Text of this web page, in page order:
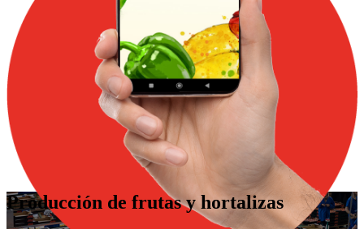
Producción de frutas y hortalizas